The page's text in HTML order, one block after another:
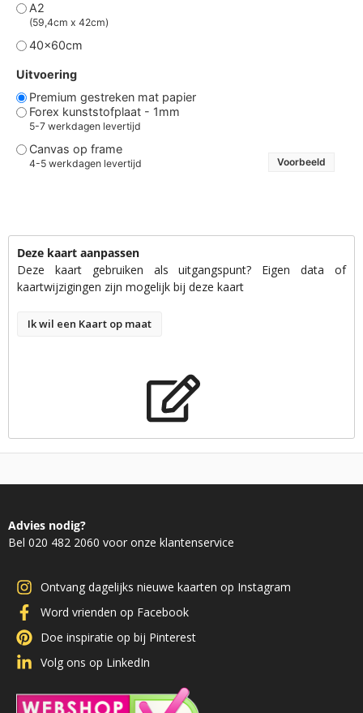
A2
(59,4cm x 42cm)
40x60cm
Uitvoering
Premium gestreken mat papier
Forex kunststofplaat - 1mm
5-7 werkdagen levertijd
Canvas op frame
4-5 werkdagen levertijd Voorbeeld
Deze kaart aanpassen
Deze kaart gebruiken als uitgangspunt? Eigen data of
kaartwijzigingen zijn mogelijk bij deze kaart
Ik wil een Kaart op maat
Advies nodig?
Bel 020 482 2060 voor onze klantenservice
Ontvang dagelijks nieuwe kaarten op Instagram
Word vrienden op Facebook
Doe inspiratie op bij Pinterest
Volg ons op LinkedIn